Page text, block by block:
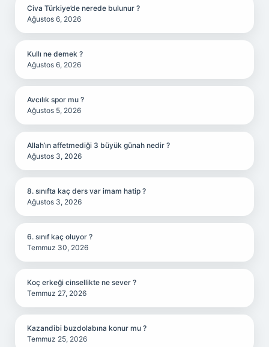
Civa Türkiye’de nerede bulunur ?
Ağustos 6, 2026
Kullı ne demek ?
Ağustos 6, 2026
Avcılık spor mu ?
Ağustos 5, 2026
Allah’ın affetmediği 3 büyük günah nedir ?
Ağustos 3, 2026
8. sınıfta kaç ders var imam hatip ?
Ağustos 3, 2026
6. sınıf kaç oluyor ?
Temmuz 30, 2026
Koç erkeği cinsellikte ne sever ?
Temmuz 27, 2026
Kazandibi buzdolabına konur mu ?
Temmuz 25, 2026